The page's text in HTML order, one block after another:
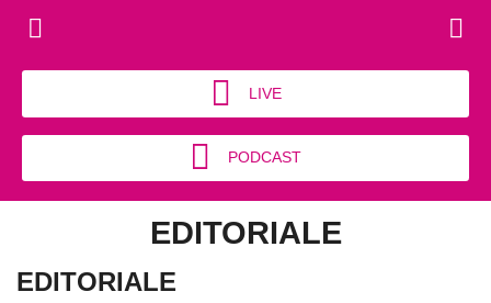
LIVE
PODCAST
EDITORIALE
EDITORIALE